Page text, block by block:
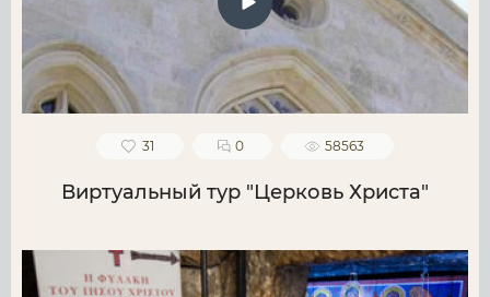
31 0 58563
Виртуальный тур "Церковь Христа"